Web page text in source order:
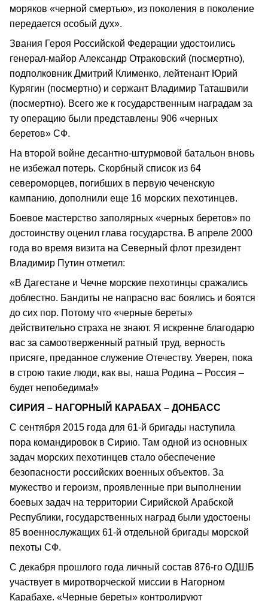
моряков «черной смертью», из поколения в поколение
передается особый дух».
Звания Героя Российской Федерации удостоились
генерал-майор Александр Отраковский (посмертно),
подполковник Дмитрий Клименко, лейтенант Юрий
Курягин (посмертно) и сержант Владимир Таташвили
(посмертно). Всего же к государственным наградам за
ту операцию были представлены 906 «черных
беретов» СФ.
На второй войне десантно-штурмовой батальон вновь
не избежал потерь. Скорбный список из 64
североморцев, погибших в первую чеченскую
кампанию, дополнили еще 16 морских пехотинцев.
Боевое мастерство заполярных «черных беретов» по
достоинству оценил глава государства. В апреле 2000
года во время визита на Северный флот президент
Владимир Путин отметил:
«В Дагестане и Чечне морские пехотинцы сражались
доблестно. Бандиты не напрасно вас боялись и боятся
до сих пор. Потому что «черные береты»
действительно страха не знают. Я искренне благодарю
вас за самоотверженный ратный труд, верность
присяге, преданное служение Отечеству. Уверен, пока
в строю такие люди, как вы, наша Родина – Россия –
будет непобедима!»
СИРИЯ – НАГОРНЫЙ КАРАБАХ – ДОНБАСС
С сентября 2015 года для 61-й бригады наступила
пора командировок в Сирию. Там одной из основных
задач морских пехотинцев стало обеспечение
безопасности российских военных объектов. За
мужество и героизм, проявленные при выполнении
боевых задач на территории Сирийской Арабской
Республики, государственных наград были удостоены
85 военнослужащих 61-й отдельной бригады морской
пехоты СФ.
С декабря прошлого года личный состав 876-го ОДШБ
участвует в миротворческой миссии в Нагорном
Карабахе. «Черные береты» контролируют